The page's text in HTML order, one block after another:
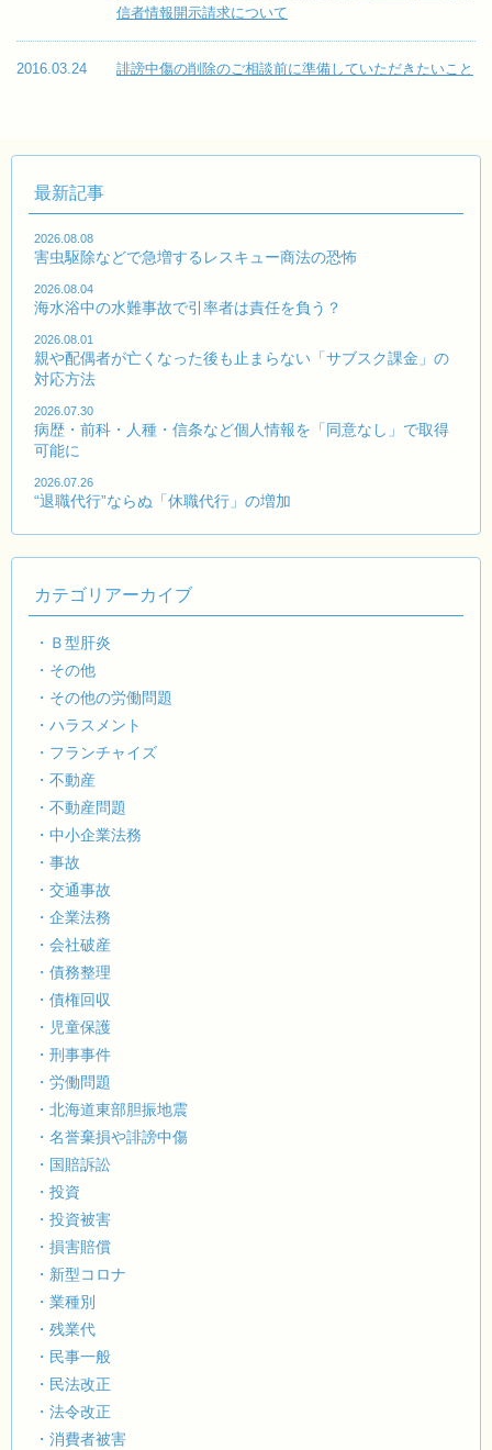
信者情報開示請求について
2016.03.24 誹謗中傷の削除のご相談前に準備していただきたいこと
最新記事
2026.08.08
害虫駆除などで急増するレスキュー商法の恐怖
2026.08.04
海水浴中の水難事故で引率者は責任を負う？
2026.08.01
親や配偶者が亡くなった後も止まらない「サブスク課金」の
対応方法
2026.07.30
病歴・前科・人種・信条など個人情報を「同意なし」で取得
可能に
2026.07.26
“退職代行”ならぬ「休職代行」の増加
カテゴリアーカイブ
・Ｂ型肝炎
・その他
・その他の労働問題
・ハラスメント
・フランチャイズ
・不動産
・不動産問題
・中小企業法務
・事故
・交通事故
・企業法務
・会社破産
・債務整理
・債権回収
・児童保護
・刑事事件
・労働問題
・北海道東部胆振地震
・名誉棄損や誹謗中傷
・国賠訴訟
・投資
・投資被害
・損害賠償
・新型コロナ
・業種別
・残業代
・民事一般
・民法改正
・法令改正
・消費者被害